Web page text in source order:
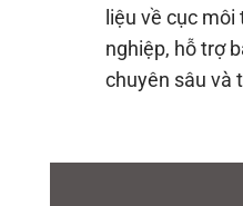
liệu về cục
nghiệp, hỗ trợ
chuyên sâu và